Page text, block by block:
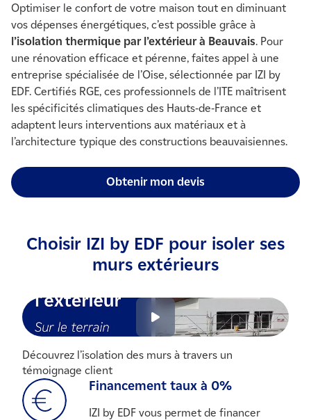
Optimiser le confort de votre maison tout en diminuant
vos dépenses énergétiques, c’est possible grâce à
l’isolation thermique par l’extérieur à Beauvais. Pour
une rénovation efficace et pérenne, faites appel à une
entreprise spécialisée de l’Oise, sélectionnée par IZI by
EDF. Certifiés RGE, ces professionnels de l’ITE maîtrisent
les spécificités climatiques des Hauts-de-France et
adaptent leurs interventions aux matériaux et à
l’architecture typique des constructions beauvaisiennes.
Obtenir mon devis
Choisir IZI by EDF pour isoler ses
murs extérieurs
Découvrez l’isolation des murs à travers un
témoignage client
Financement taux à 0%
IZI by EDF vous permet de financer